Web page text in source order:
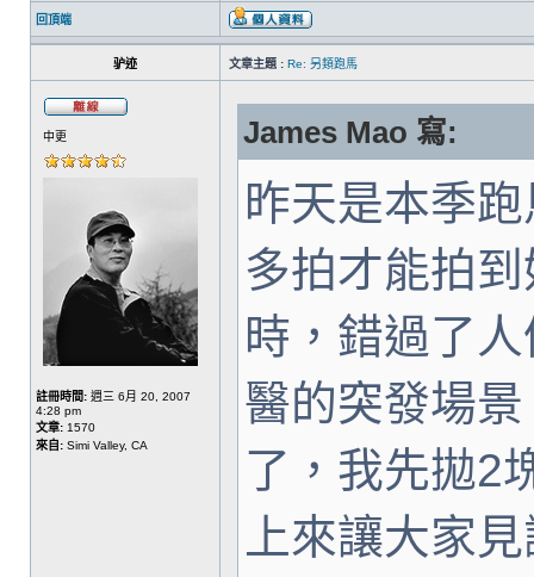
回頂端
驴迹 文章主題 : Re: 另類跑馬
中更
註冊時間: 週三 6月 20, 2007
4:28 pm
文章: 1570
來自: Simi Valley, CA
James Mao 寫:
昨天是本季
多拍才能拍
時，錯過了
醫的突發場
了，我先拋2
上來讓大家